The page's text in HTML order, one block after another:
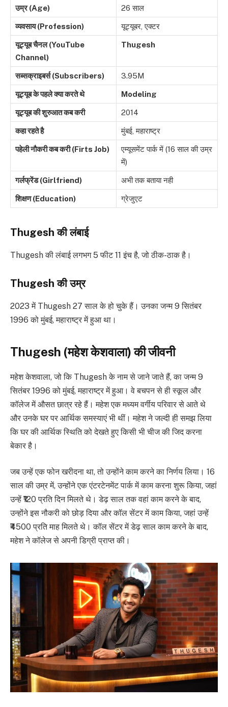
उम्र (Age) 26 साल
व्यवसाय (Profession) यूट्यूबर, एक्टर
यूट्यूब चैनल (YouTube
Channel)
Thugesh
सब्सक्राइबर्स (Subscribers) 3.95M
यूट्यूब के पहले क्या करते थे Modeling
यूट्यूब की शुरुआत कब करी 2014
कहा रहते है मुंबई, महाराष्ट्र
पहेली नौकरी कब करी (Firts Job)
एम्यूसमेंट पार्क में (16 साल की उम्र
में)
गर्लफ्रेंड (Girlfriend) अभी तक बताया नही
शिक्षण (Education) ग्रेजुएट
Thugesh की लंबाई
Thugesh की लंबाई लगभग 5 फीट 11 इंच है, जो ठीक-ठाक है।
Thugesh की उम्र
2023 में Thugesh 27 साल के हो चुके हैं। उनका जन्म 9 सितंबर
1996 को मुंबई, महाराष्ट्र में हुआ था।
Thugesh (महेश केशवाला) की जीवनी
महेश केशवाला, जो कि Thugesh के नाम से जाने जाते हैं, का जन्म 9
सितंबर 1996 को मुंबई, महाराष्ट्र में हुआ। वे बचपन से ही स्कूल और
कॉलेज में औसत छात्र रहे हैं। महेश एक मध्यम वर्गीय परिवार से आते थे
और उनके घर पर आर्थिक समस्याएं भी थीं। महेश ने जल्दी ही समझ लिया
कि घर की आर्थिक स्थिति को देखते हुए किसी भी चीज की जिद करना
बेकार है।
जब उन्हें एक फोन खरीदना था, तो उन्होंने काम करने का निर्णय लिया। 16
साल की उम्र में, उन्होंने एक एंटरटेनमेंट पार्क में काम करना शुरू किया, जहां
उन्हें ₹120 प्रति दिन मिलते थे। डेढ़ साल तक वहां काम करने के बाद,
उन्होंने इस नौकरी को छोड़ दिया और कॉल सेंटर में काम किया, जहां उन्हें
₹4500 प्रति माह मिलते थे। कॉल सेंटर में डेढ़ साल काम करने के बाद,
महेश ने कॉलेज से अपनी डिग्री प्राप्त की।